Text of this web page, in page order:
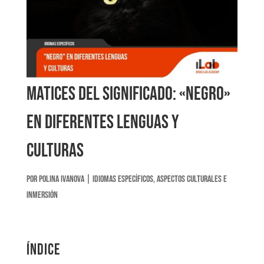
Matices del significado: «Negro»
en diferentes lenguas y
culturas
porPolina Ivanova| Idiomas Específicos,Aspectos Culturales e
Inmersión
Índice